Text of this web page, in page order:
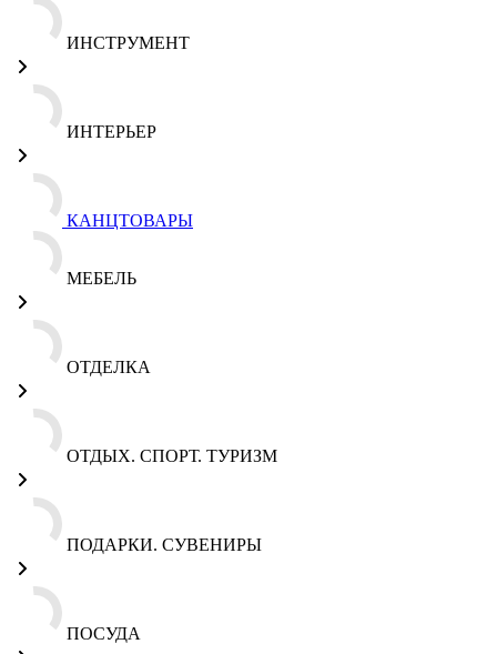
ИНСТРУМЕНТ
ИНТЕРЬЕР
КАНЦТОВАРЫ
МЕБЕЛЬ
ОТДЕЛКА
ОТДЫХ. СПОРТ. ТУРИЗМ
ПОДАРКИ. СУВЕНИРЫ
ПОСУДА